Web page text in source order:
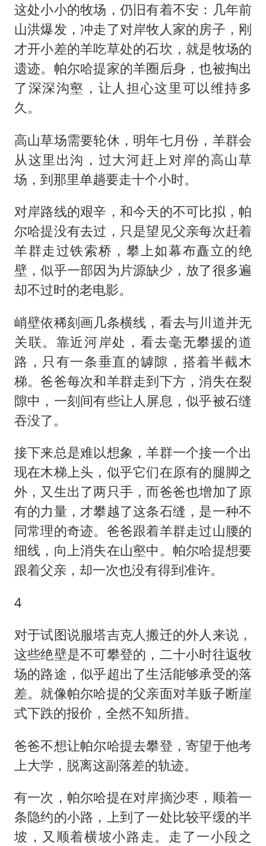
这处小小的牧场，仍旧有着不安：几年前
山洪爆发，冲走了对岸牧人家的房子，刚
才开小差的羊吃草处的石坎，就是牧场的
遗迹。帕尔哈提家的羊圈后身，也被掏出
了深深沟壑，让人担心这里可以维持多
久。
高山草场需要轮休，明年七月份，羊群会
从这里出沟，过大河赶上对岸的高山草
场，到那里单趟要走十个小时。
对岸路线的艰辛，和今天的不可比拟，帕
尔哈提没有去过，只是望见父亲每次赶着
羊群走过铁索桥，攀上如幕布矗立的绝
壁，似乎一部因为片源缺少，放了很多遍
却不过时的老电影。
峭壁依稀刻画几条横线，看去与川道并无
关联。靠近河岸处，看去毫无攀援的道
路，只有一条垂直的罅隙，搭着半截木
梯。爸爸每次和羊群走到下方，消失在裂
隙中，一刻间有些让人屏息，似乎被石缝
吞没了。
接下来总是难以想象，羊群一个接一个出
现在木梯上头，似乎它们在原有的腿脚之
外，又生出了两只手，而爸爸也增加了原
有的力量，才攀越了这条石缝，是一种不
同常理的奇迹。爸爸跟着羊群走过山腰的
细线，向上消失在山壑中。帕尔哈提想要
跟着父亲，却一次也没有得到准许。
4
对于试图说服塔吉克人搬迁的外人来说，
这些绝壁是不可攀登的，二十小时往返牧
场的路途，似乎超出了生活能够承受的落
差。就像帕尔哈提的父亲面对羊贩子断崖
式下跌的报价，全然不知所措。
爸爸不想让帕尔哈提去攀登，寄望于他考
上大学，脱离这副落差的轨迹。
有一次，帕尔哈提在对岸摘沙枣，顺着一
条隐约的小路，上到了一处比较平缓的半
坡，又顺着横坡小路走。走了一小段之